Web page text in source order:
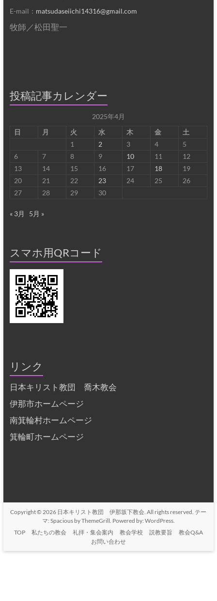
E-mail： matsudaseiichi14316@gmail.com
牧師／松田聖一
投稿記事カレンダー
2025年4月
日
月 火 水 木 金
土
1
2 3 4
5
6
7 8 9 10 11
12
13
14 15 16 17 18
19
20
21 22 23 24 25
26
27
28 29 30
« 3月 5月 »
スマホ用QRコード
リンク
日本キリスト教団 喬木教会
伊那市ホームページ
南箕輪村ホームページ
箕輪町ホームページ
Copyright © 2026 日本キリスト教団 伊那坂下教会 . All rights reserved. テー
マ: Spaciousby ThemeGrill. Powered by: WordPress.
TOP
私たちの教会 礼拝・集会案内 教会学校 説教要旨
教会Q&A
お問い合わせ